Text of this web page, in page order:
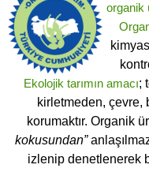
organik
Ekolojik tarımın amacı;
kirletmeden, çevre,
korumaktır. Organik
kokusundan”
izlenip denetlenerek